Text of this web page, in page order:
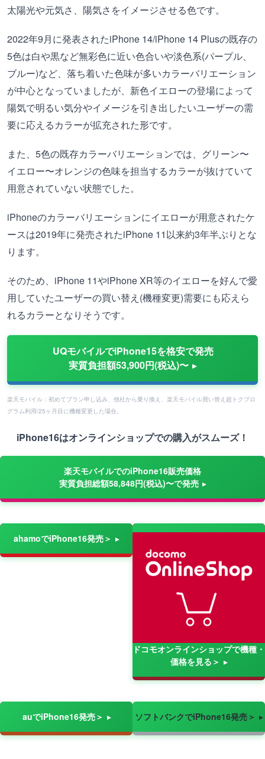
太陽光や元気さ、陽気さをイメージさせる色です。
2022年9月に発表されたiPhone 14/iPhone 14 Plusの既存の
5色は白や黒など無彩色に近い色合いや淡色系(パープル、
ブルー)など、落ち着いた色味が多いカラーバリエーション
が中心となっていましたが、新色イエローの登場によって
陽気で明るい気分やイメージを引き出したいユーザーの需
要に応えるカラーが拡充された形です。
また、5色の既存カラーバリエーションでは、グリーン〜
イエロー〜オレンジの色味を担当するカラーが抜けていて
用意されていない状態でした。
iPhoneのカラーバリエーションにイエローが用意されたケ
ースは2019年に発売されたiPhone 11以来約3年半ぶりとな
ります。
そのため、iPhone 11やiPhone XR等のイエローを好んで愛
用していたユーザーの買い替え(機種変更)需要にも応えら
れるカラーとなりそうです。
UQモバイルでiPhone15を格安で発売
実質負担額53,900円(税込)〜
楽天モバイル：初めてプラン申し込み、他社から乗り換え、楽天モバイル買い替え超トクプロ
グラム利用/25ヶ月目に機種変更した場合。
iPhone16はオンラインショップでの購入がスムーズ！
楽天モバイルでのiPhone16販売価格
実質負担総額58,848円(税込)〜で発売
ahamoでiPhone16発売＞
ドコモオンラインショップで機種・
価格を見る＞
auでiPhone16発売＞ ソフトバンクでiPhone16発売＞